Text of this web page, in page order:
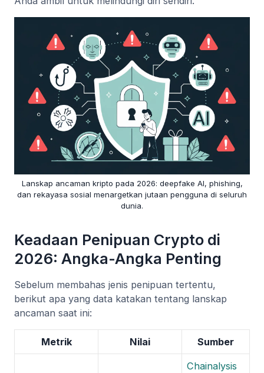
Lanskap ancaman kripto pada 2026: deepfake AI, phishing,
dan rekayasa sosial menargetkan jutaan pengguna di seluruh
dunia.
Keadaan Penipuan Crypto di
2026: Angka-Angka Penting
Sebelum membahas jenis penipuan tertentu,
berikut apa yang data katakan tentang lanskap
ancaman saat ini:
Metrik Nilai Sumber
Chainalysis